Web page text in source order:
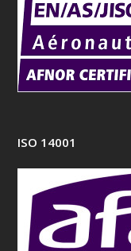
ISO 14001